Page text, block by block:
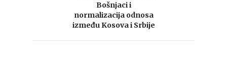
Bošnjaci i
normalizacija odnosa
između Kosova i Srbije